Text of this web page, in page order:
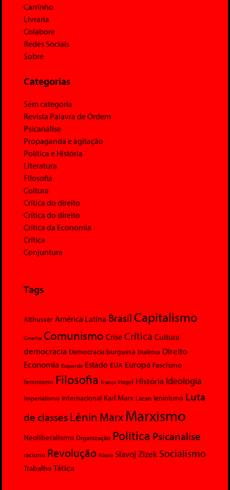
Carrinho
Livraria
Colabore
Redes Sociais
Sobre
Categorias
Sem categoria
Revista Palavra de Ordem
Psicanálise
Propaganda e agitação
Política e História
Literatura
Filosofia
Cultura
Crítica do direito
Crítica do direito
Crítica da Economia
Crítica
Conjuntura
Tags
Althusser América Latina Brasil Capitalismo
Cinema Comunismo Crise Crítica Cultura
democracia Democracia burguesa Dialética Direito
Economia Esquerda Estado EUA Europa Fascismo
feminismo Filosofia França Hegel História Ideologia
Imperialismo Internacional Karl Marx Lacan leninismo Luta
de classesLênin MarxMarxismo
Neoliberalismo Organização Política Psicanalise
racismo Revolução Rússia Slavoj Zizek Socialismo
Trabalho Tática